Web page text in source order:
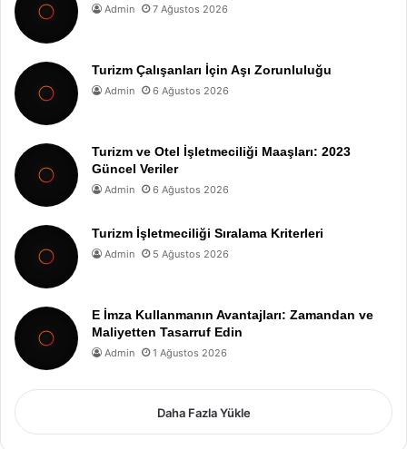
Admin 7 Ağustos 2026
Turizm Çalışanları İçin Aşı Zorunluluğu
Admin 6 Ağustos 2026
Turizm ve Otel İşletmeciliği Maaşları: 2023
Güncel Veriler
Admin 6 Ağustos 2026
Turizm İşletmeciliği Sıralama Kriterleri
Admin 5 Ağustos 2026
E İmza Kullanmanın Avantajları: Zamandan ve
Maliyetten Tasarruf Edin
Admin 1 Ağustos 2026
Daha Fazla Yükle